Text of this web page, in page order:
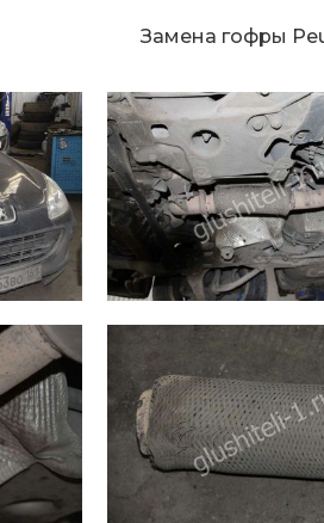
Замена гофры